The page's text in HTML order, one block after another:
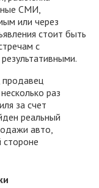
СМИ,
или через
стоит быть
с
продавец
раз
за счет
реальный
авто,